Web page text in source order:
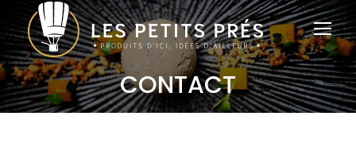
CONTACT
Vous êtes ici :